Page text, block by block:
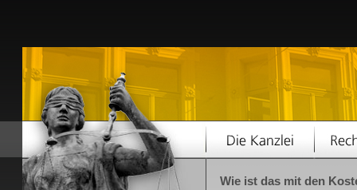
Wie ist das mit den